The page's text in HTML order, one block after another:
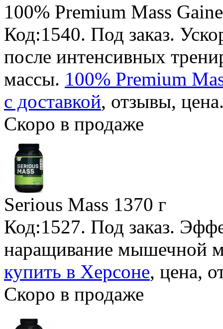
100% Premium Mass
Код:1540. Под заказ.
после интенсивных
массы. 100% Premium
с доставкой, отзывы,
Скоро в продаже
Serious Mass 1370 г
Код:1527. Под заказ.
наращивание мышечной
купить в Херсоне, цена,
Скоро в продаже